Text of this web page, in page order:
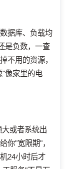
据库、负载均
是负数，一查
不用的资源，
"像家里的电
或者系统出
你"宽限期"，
24小时后才